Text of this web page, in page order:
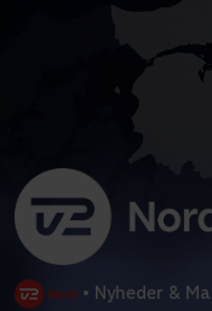
• Nyheder &